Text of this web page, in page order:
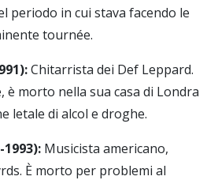
periodo in cui stava facendo le
tournée.
Chitarrista dei Def Leppard.
morto nella sua casa di Londra
letale di alcol e droghe.
-1993): Musicista americano,
È morto per problemi al